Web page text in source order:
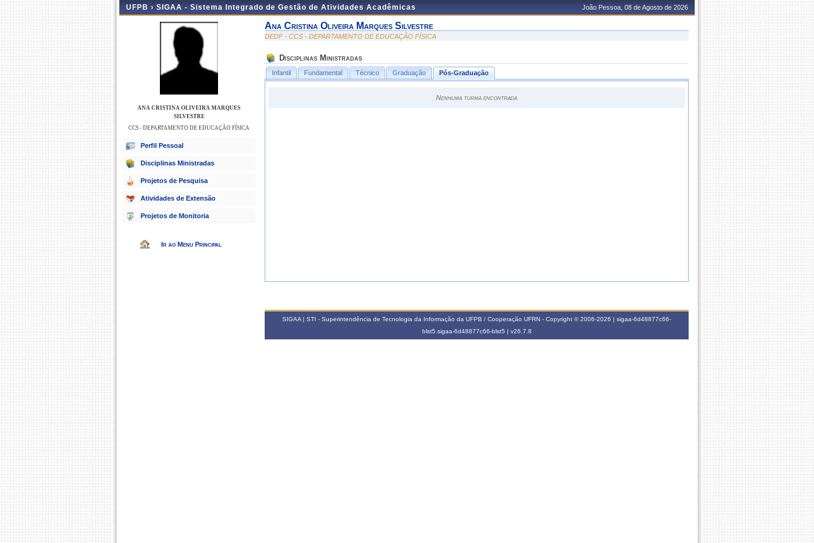
UFPB › SIGAA - Sistema Integrado de Gestão de Atividades Acadêmicas João Pessoa, 08 de Agosto de 2026
ANA CRISTINA OLIVEIRA MARQUES
SILVESTRE
CCS - DEPARTAMENTO DE EDUCAÇÃO FÍSICA
Perfil Pessoal
Disciplinas Ministradas
Projetos de Pesquisa
Atividades de Extensão
Projetos de Monitoria
Ir ao Menu Principal
Ana Cristina Oliveira Marques Silvestre
DEDF - CCS - DEPARTAMENTO DE EDUCAÇÃO FÍSICA
Disciplinas Ministradas
Infantil Fundamental Técnico Graduação Pós-Graduação
Nenhuma turma encontrada
SIGAA | STI - Superintendência de Tecnologia da Informação da UFPB / Cooperação UFRN - Copyright © 2006-2026 | sigaa-6d48877c66-
blst5.sigaa-6d48877c66-blst5 | v26.7.8